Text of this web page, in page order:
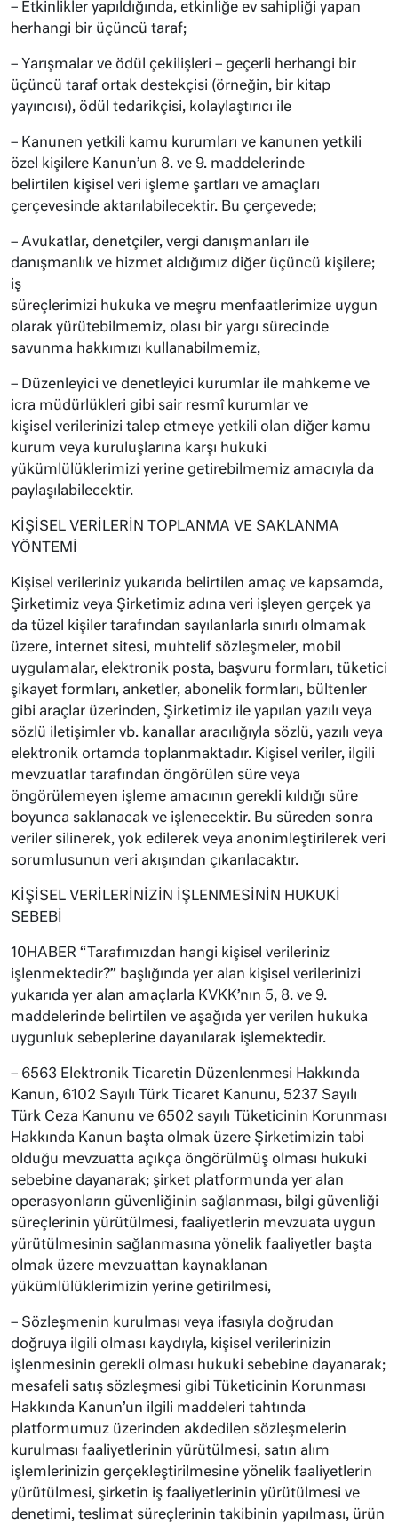
– Etkinlikler yapıldığında, etkinliğe ev sahipliği yapan
herhangi bir üçüncü taraf;
– Yarışmalar ve ödül çekilişleri – geçerli herhangi bir
üçüncü taraf ortak destekçisi (örneğin, bir kitap
yayıncısı), ödül tedarikçisi, kolaylaştırıcı ile
– Kanunen yetkili kamu kurumları ve kanunen yetkili
özel kişilere Kanun’un 8. ve 9. maddelerinde
belirtilen kişisel veri işleme şartları ve amaçları
çerçevesinde aktarılabilecektir. Bu çerçevede;
– Avukatlar, denetçiler, vergi danışmanları ile
danışmanlık ve hizmet aldığımız diğer üçüncü kişilere;
iş
süreçlerimizi hukuka ve meşru menfaatlerimize uygun
olarak yürütebilmemiz, olası bir yargı sürecinde
savunma hakkımızı kullanabilmemiz,
– Düzenleyici ve denetleyici kurumlar ile mahkeme ve
icra müdürlükleri gibi sair resmî kurumlar ve
kişisel verilerinizi talep etmeye yetkili olan diğer kamu
kurum veya kuruluşlarına karşı hukuki
yükümlülüklerimizi yerine getirebilmemiz amacıyla da
paylaşılabilecektir.
KİŞİSEL VERİLERİN TOPLANMA VE SAKLANMA
YÖNTEMİ
Kişisel verileriniz yukarıda belirtilen amaç ve kapsamda,
Şirketimiz veya Şirketimiz adına veri işleyen gerçek ya
da tüzel kişiler tarafından sayılanlarla sınırlı olmamak
üzere, internet sitesi, muhtelif sözleşmeler, mobil
uygulamalar, elektronik posta, başvuru formları, tüketici
şikayet formları, anketler, abonelik formları, bültenler
gibi araçlar üzerinden, Şirketimiz ile yapılan yazılı veya
sözlü iletişimler vb. kanallar aracılığıyla sözlü, yazılı veya
elektronik ortamda toplanmaktadır. Kişisel veriler, ilgili
mevzuatlar tarafından öngörülen süre veya
öngörülemeyen işleme amacının gerekli kıldığı süre
boyunca saklanacak ve işlenecektir. Bu süreden sonra
veriler silinerek, yok edilerek veya anonimleştirilerek veri
sorumlusunun veri akışından çıkarılacaktır.
KİŞİSEL VERİLERİNİZİN İŞLENMESİNİN HUKUKİ
SEBEBİ
10HABER “Tarafımızdan hangi kişisel verileriniz
işlenmektedir?” başlığında yer alan kişisel verilerinizi
yukarıda yer alan amaçlarla KVKK’nın 5, 8. ve 9.
maddelerinde belirtilen ve aşağıda yer verilen hukuka
uygunluk sebeplerine dayanılarak işlemektedir.
– 6563 Elektronik Ticaretin Düzenlenmesi Hakkında
Kanun, 6102 Sayılı Türk Ticaret Kanunu, 5237 Sayılı
Türk Ceza Kanunu ve 6502 sayılı Tüketicinin Korunması
Hakkında Kanun başta olmak üzere Şirketimizin tabi
olduğu mevzuatta açıkça öngörülmüş olması hukuki
sebebine dayanarak; şirket platformunda yer alan
operasyonların güvenliğinin sağlanması, bilgi güvenliği
süreçlerinin yürütülmesi, faaliyetlerin mevzuata uygun
yürütülmesinin sağlanmasına yönelik faaliyetler başta
olmak üzere mevzuattan kaynaklanan
yükümlülüklerimizin yerine getirilmesi,
– Sözleşmenin kurulması veya ifasıyla doğrudan
doğruya ilgili olması kaydıyla, kişisel verilerinizin
işlenmesinin gerekli olması hukuki sebebine dayanarak;
mesafeli satış sözleşmesi gibi Tüketicinin Korunması
Hakkında Kanun’un ilgili maddeleri tahtında
platformumuz üzerinden akdedilen sözleşmelerin
kurulması faaliyetlerinin yürütülmesi, satın alım
işlemlerinizin gerçekleştirilmesine yönelik faaliyetlerin
yürütülmesi, şirketin iş faaliyetlerinin yürütülmesi ve
denetimi, teslimat süreçlerinin takibinin yapılması, ürün